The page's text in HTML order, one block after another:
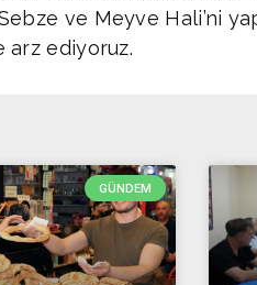
ve Meyve Hali’ni
arz ediyoruz.
GÜNDEM